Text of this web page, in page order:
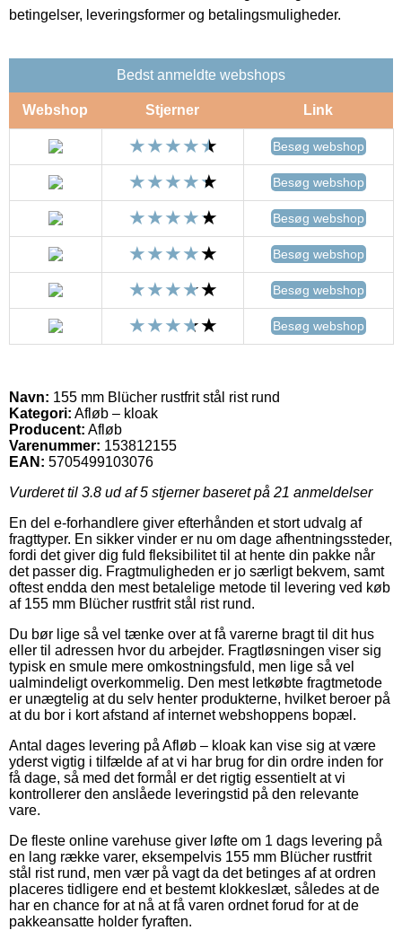
betingelser, leveringsformer og betalingsmuligheder.
Bedst anmeldte webshops
Webshop Stjerner Link
Besøg webshop
Besøg webshop
Besøg webshop
Besøg webshop
Besøg webshop
Besøg webshop
Navn: 155 mm Blücher rustfrit stål rist rund
Kategori: Afløb – kloak
Producent: Afløb
Varenummer: 153812155
EAN: 5705499103076
Vurderet til 3.8 ud af 5 stjerner baseret på 21 anmeldelser
En del e-forhandlere giver efterhånden et stort udvalg af
fragttyper. En sikker vinder er nu om dage afhentningssteder,
fordi det giver dig fuld fleksibilitet til at hente din pakke når
det passer dig. Fragtmuligheden er jo særligt bekvem, samt
oftest endda den mest betalelige metode til levering ved køb
af 155 mm Blücher rustfrit stål rist rund.
Du bør lige så vel tænke over at få varerne bragt til dit hus
eller til adressen hvor du arbejder. Fragtløsningen viser sig
typisk en smule mere omkostningsfuld, men lige så vel
ualmindeligt overkommelig. Den mest letkøbte fragtmetode
er unægtelig at du selv henter produkterne, hvilket beroer på
at du bor i kort afstand af internet webshoppens bopæl.
Antal dages levering på Afløb – kloak kan vise sig at være
yderst vigtig i tilfælde af at vi har brug for din ordre inden for
få dage, så med det formål er det rigtig essentielt at vi
kontrollerer den anslåede leveringstid på den relevante
vare.
De fleste online varehuse giver løfte om 1 dags levering på
en lang række varer, eksempelvis 155 mm Blücher rustfrit
stål rist rund, men vær på vagt da det betinges af at ordren
placeres tidligere end et bestemt klokkeslæt, således at de
har en chance for at nå at få varen ordnet forud for at de
pakkeansatte holder fyraften.